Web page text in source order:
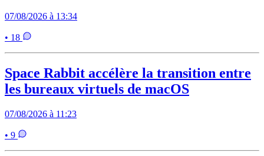
07/08/2026 à 13:34
• 18
Space Rabbit accélère la transition entre
les bureaux virtuels de macOS
07/08/2026 à 11:23
• 9